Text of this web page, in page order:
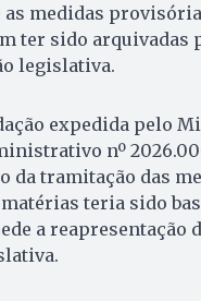
medidas
ter sido arquivadas
legislativa.
expedida pelo
nº
da tramitação das
teria sido
a reapresentação